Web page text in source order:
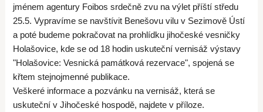
jménem agentury Foibos srdečně zvu na výlet příští středu
25.5. Vypravíme se navštívit Benešovu vilu v Sezimově Ústí
a poté budeme pokračovat na prohlídku jihočeské vesničky
Holašovice, kde se od 18 hodin uskuteční vernisáž výstavy
"Holašovice: Vesnická památková rezervace", spojená se
křtem stejnojmenné publikace.
Veškeré informace a pozvánku na vernisáž, která se
uskuteční v Jihočeské hospodě, najdete v příloze.